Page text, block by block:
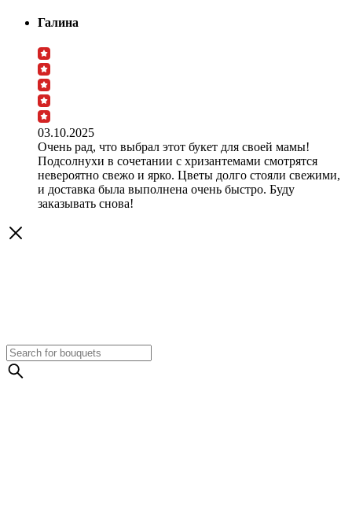
Галина
03.10.2025
Очень рад, что выбрал этот букет для своей мамы!
Подсолнухи в сочетании с хризантемами смотрятся
невероятно свежо и ярко. Цветы долго стояли свежими,
и доставка была выполнена очень быстро. Буду
заказывать снова!